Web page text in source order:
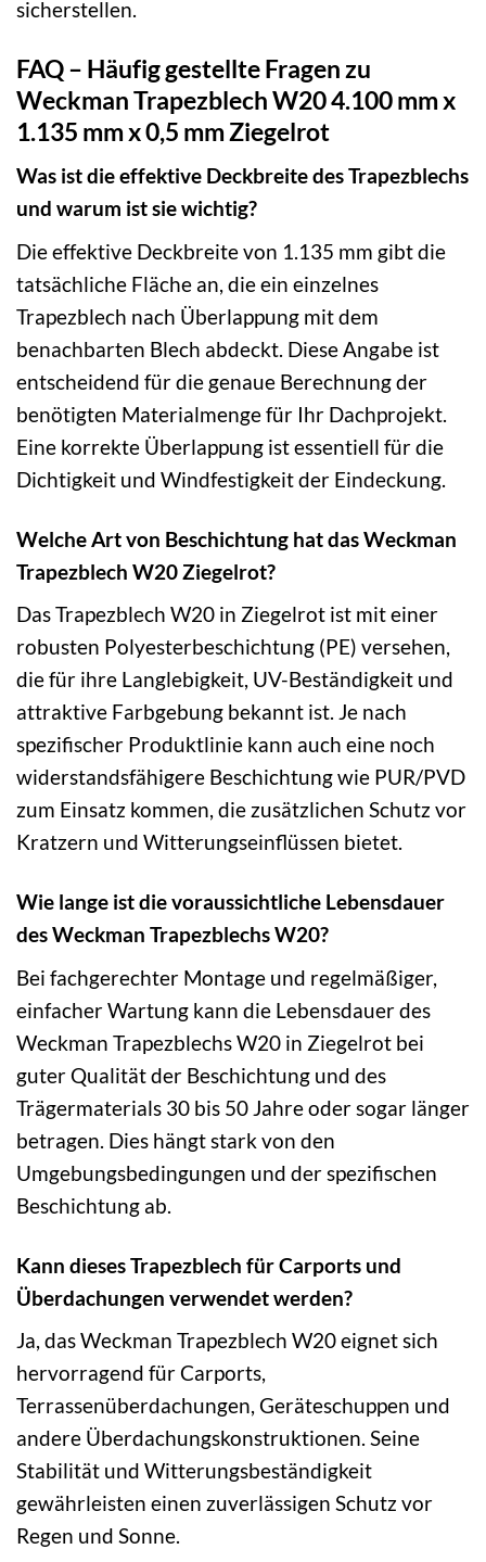
sicherstellen.
FAQ – Häufig gestellte Fragen zu
Weckman Trapezblech W20 4.100 mm x
1.135 mm x 0,5 mm Ziegelrot
Was ist die effektive Deckbreite des Trapezblechs
und warum ist sie wichtig?
Die effektive Deckbreite von 1.135 mm gibt die
tatsächliche Fläche an, die ein einzelnes
Trapezblech nach Überlappung mit dem
benachbarten Blech abdeckt. Diese Angabe ist
entscheidend für die genaue Berechnung der
benötigten Materialmenge für Ihr Dachprojekt.
Eine korrekte Überlappung ist essentiell für die
Dichtigkeit und Windfestigkeit der Eindeckung.
Welche Art von Beschichtung hat das Weckman
Trapezblech W20 Ziegelrot?
Das Trapezblech W20 in Ziegelrot ist mit einer
robusten Polyesterbeschichtung (PE) versehen,
die für ihre Langlebigkeit, UV-Beständigkeit und
attraktive Farbgebung bekannt ist. Je nach
spezifischer Produktlinie kann auch eine noch
widerstandsfähigere Beschichtung wie PUR/PVD
zum Einsatz kommen, die zusätzlichen Schutz vor
Kratzern und Witterungseinflüssen bietet.
Wie lange ist die voraussichtliche Lebensdauer
des Weckman Trapezblechs W20?
Bei fachgerechter Montage und regelmäßiger,
einfacher Wartung kann die Lebensdauer des
Weckman Trapezblechs W20 in Ziegelrot bei
guter Qualität der Beschichtung und des
Trägermaterials 30 bis 50 Jahre oder sogar länger
betragen. Dies hängt stark von den
Umgebungsbedingungen und der spezifischen
Beschichtung ab.
Kann dieses Trapezblech für Carports und
Überdachungen verwendet werden?
Ja, das Weckman Trapezblech W20 eignet sich
hervorragend für Carports,
Terrassenüberdachungen, Geräteschuppen und
andere Überdachungskonstruktionen. Seine
Stabilität und Witterungsbeständigkeit
gewährleisten einen zuverlässigen Schutz vor
Regen und Sonne.